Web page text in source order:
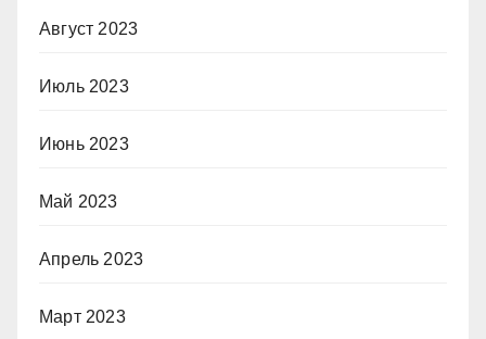
Август 2023
Июль 2023
Июнь 2023
Май 2023
Апрель 2023
Март 2023